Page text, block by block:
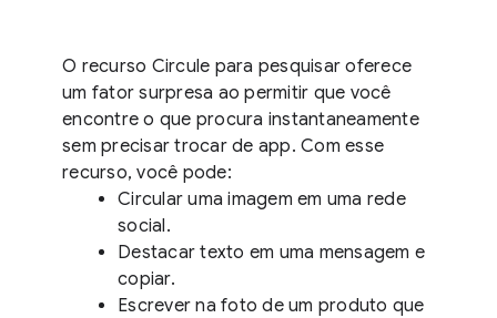
O recurso Circule para pesquisar oferece
um fator surpresa ao permitir que você
encontre o que procura instantaneamente
sem precisar trocar de app. Com esse
recurso, você pode:
Circular uma imagem em uma rede
social.
Destacar texto em uma mensagem e
copiar.
Escrever na foto de um produto que